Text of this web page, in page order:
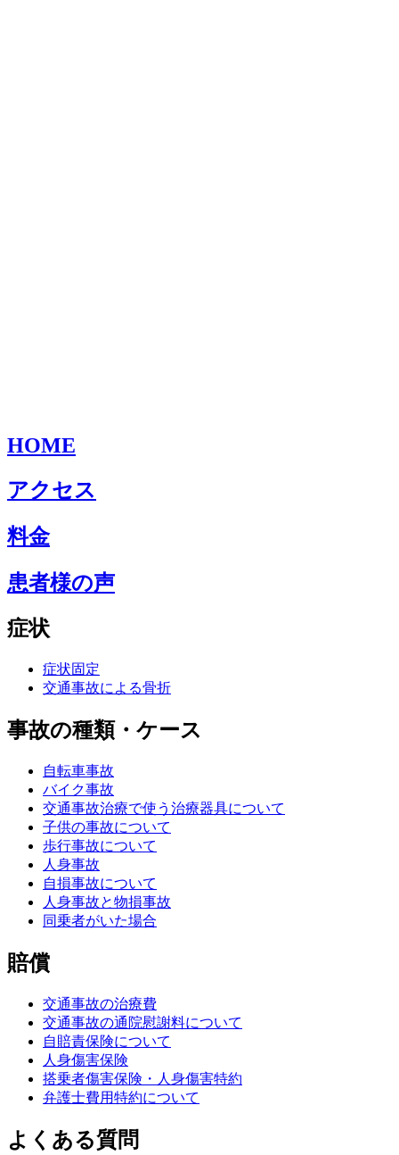
HOME
アクセス
料金
患者様の声
症状
症状固定
交通事故による骨折
事故の種類・ケース
自転車事故
バイク事故
交通事故治療で使う治療器具について
子供の事故について
歩行事故について
人身事故
自損事故について
人身事故と物損事故
同乗者がいた場合
賠償
交通事故の治療費
交通事故の通院慰謝料について
自賠責保険について
人身傷害保険
搭乗者傷害保険・人身傷害特約
弁護士費用特約について
よくある質問